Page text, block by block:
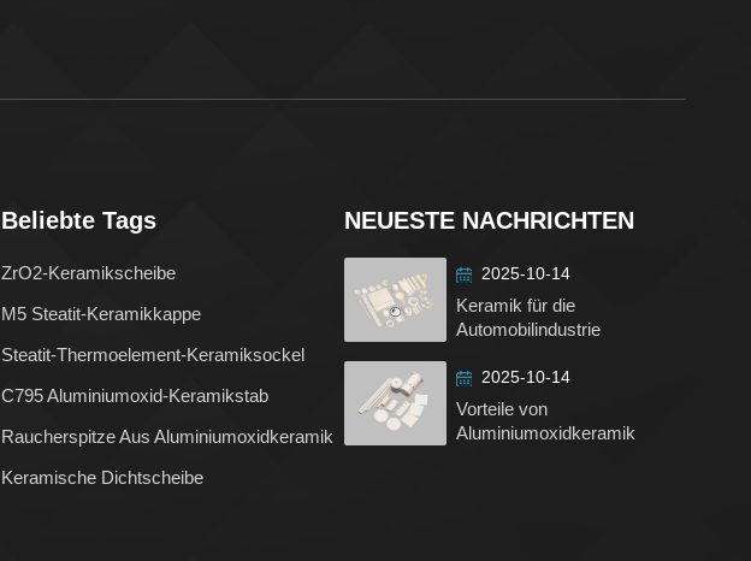
Beliebte Tags
ZrO2-Keramikscheibe
M5 Steatit-Keramikkappe
Steatit-Thermoelement-Keramiksockel
C795 Aluminiumoxid-Keramikstab
Raucherspitze Aus Aluminiumoxidkeramik
Keramische Dichtscheibe
NEUESTE NACHRICHTEN
2025-10-14
Keramik für die
Automobilindustrie
2025-10-14
Vorteile von
Aluminiumoxidkeramik